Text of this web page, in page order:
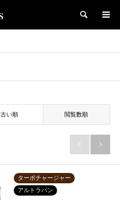
検索
古い順 閲覧数順
 
ターボチャージャー
アルトラパン